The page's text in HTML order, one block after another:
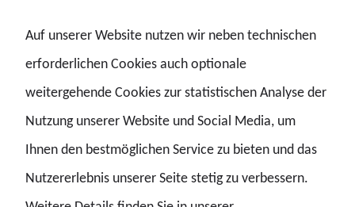
Auf Bezirksebene
seit 2005 Schriftführerin Bezirksgruppe
Polizeizentralbehörden LB Hessen
seit 2014 Stellvertretende Kassiererin Landesbezirk
Auf unserer Website nutzen wir neben technischen
erforderlichen Cookies auch optionale
weitergehende Cookies zur statistischen Analyse der
Nutzung unserer Website und Social Media, um
Ihnen den bestmöglichen Service zu bieten und das
Nutzererlebnis unserer Seite stetig zu verbessern.